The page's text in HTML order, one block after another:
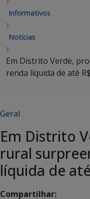
Informativos
Notícias
Em Distrito Verde,
renda líquida de até
Geral
Em Distrito
rural
líquida de
Compartilhar: